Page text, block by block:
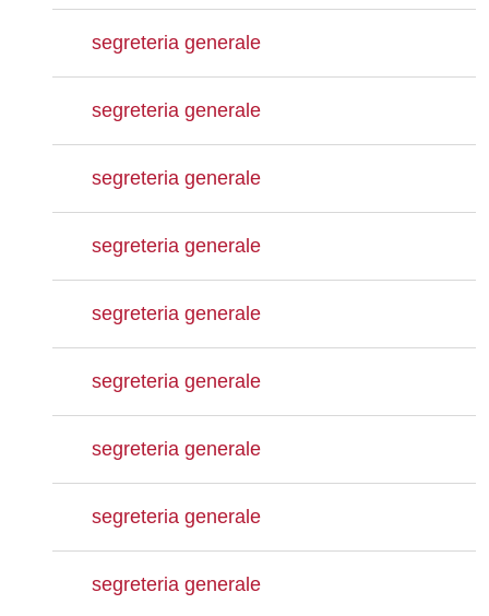
segreteria generale
segreteria generale
segreteria generale
segreteria generale
segreteria generale
segreteria generale
segreteria generale
segreteria generale
segreteria generale